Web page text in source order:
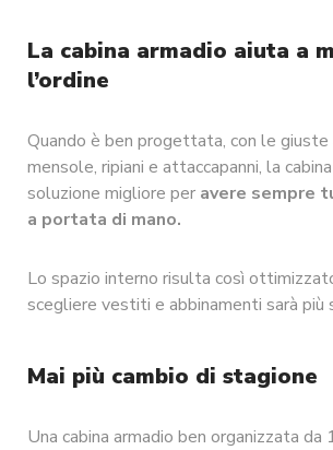
La cabina armadio aiuta a
l’ordine
Quando è ben progettata, con le
mensole, ripiani e attaccapanni, la
soluzione migliore per avere sempre
a portata di mano.
Lo spazio interno risulta così
scegliere vestiti e abbinamenti sarà più
Mai più cambio di stagione
Una cabina armadio ben organizzata